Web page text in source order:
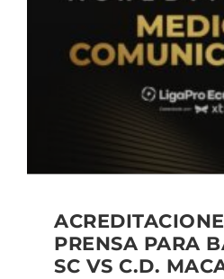
PRENSA PARA
SC VS C.D.